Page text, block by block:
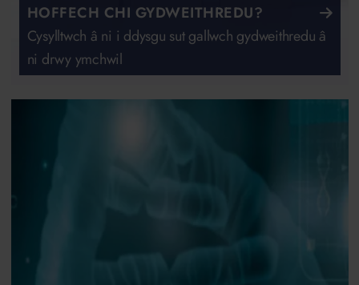
HOFFECH CHI GYDWEITHREDU?
Cysylltwch â ni i ddysgu sut gallwch gydweithredu â
ni drwy ymchwil